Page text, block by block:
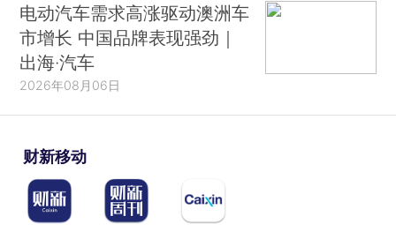
电动汽车需求高涨驱动澳洲车
市增长 中国品牌表现强劲｜
出海·汽车
2026年08月06日
财新移动